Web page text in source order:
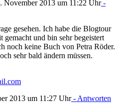
November 2013 um 11:22 Uhr-
gesehen. Ich habe die Blogtour
gemacht und bin sehr begeistert
noch keine Buch von Petra Röder.
sehr bald ändern müssen.
2013 um 11:27 Uhr- Antworten